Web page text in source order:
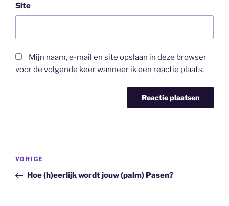
Site
Mijn naam, e-mail en site opslaan in deze browser
voor de volgende keer wanneer ik een reactie plaats.
Bericht
Vorig
bericht
VORIGE
Hoe (h)eerlijk wordt jouw (palm) Pasen?